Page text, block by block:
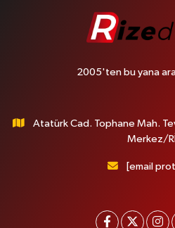
2005'ten bu yana
Atatürk Cad. Tophane Mah.
Merkez/
[email